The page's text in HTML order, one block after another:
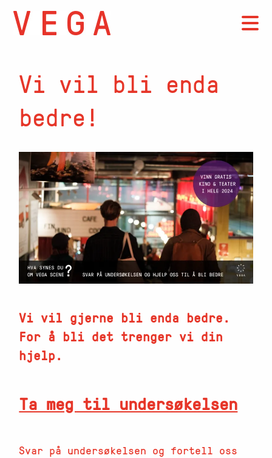
Vi vil bli enda
bedre!
Vi vil gjerne bli enda bedre.
For å bli det trenger vi din
hjelp.
Ta meg til undersøkelsen
Svar på undersøkelsen og fortell oss